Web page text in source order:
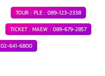
TOUR : PLE : 089-123-2338
TICKET : MAEW : 089-679-2857
02-641-6800